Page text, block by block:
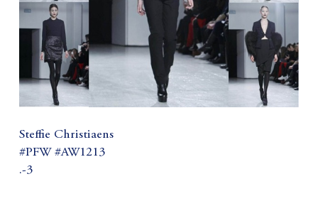
Steffie Christiaens
#PFW #AW1213
.-3